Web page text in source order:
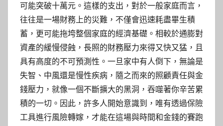
可能突破十萬元。這樣的支出，對於一般家庭而言，
往往是一場財務上的災難，不僅會迅速耗盡畢生積
蓄，更可能拖垮整個家庭的經濟基礎。相較於通膨對
資產的緩慢侵蝕，長照的財務壓力來得又快又猛，且
具有高度的不可預測性。一旦家中有人倒下，無論是
失智、中風還是慢性疾病，隨之而來的照顧責任與金
錢壓力，就像一個不斷擴大的黑洞，吞噬著你辛苦累
積的一切。因此，許多人開始意識到，唯有透過保險
工具進行風險轉嫁，才能在這場與時間和金錢的賽跑